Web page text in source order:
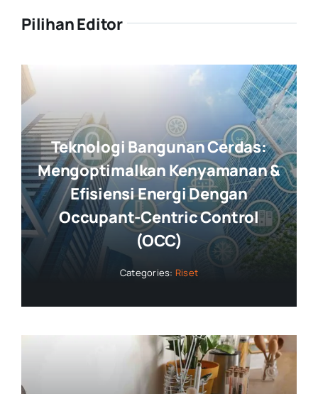
Pilihan Editor
Teknologi Bangunan Cerdas:
Mengoptimalkan Kenyamanan &
Efisiensi Energi Dengan
Occupant-Centric Control
(OCC)
Categories: Riset